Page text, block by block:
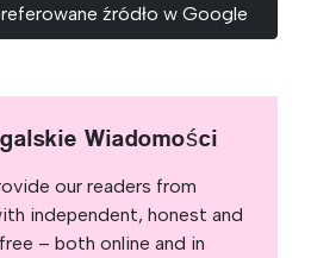
źródło w Google
Wiadomości
our readers from
independent, honest and
– both online and in